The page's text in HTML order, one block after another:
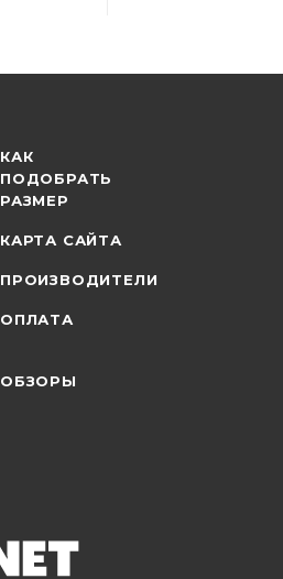
КАК
ПОДОБРАТЬ
РАЗМЕР
КАРТА САЙТА
ПРОИЗВОДИТЕЛИ
ОПЛАТА
ОБЗОРЫ